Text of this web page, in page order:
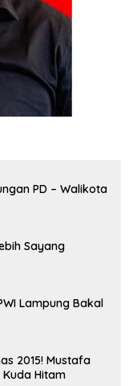
PD – Walikota
Sayang
Lampung Bakal
2015! Mustafa
Kuda Hitam